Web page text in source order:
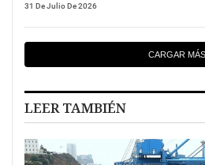
31 De Julio De 2026
CARGAR MÁS
LEER TAMBIÉN